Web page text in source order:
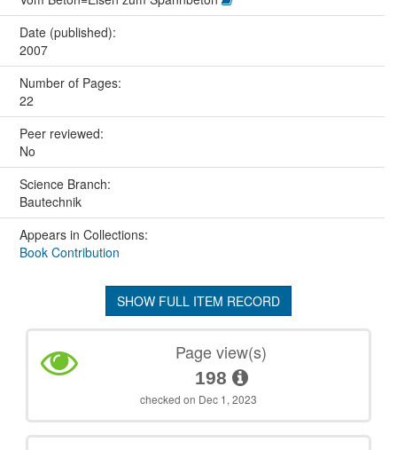
Date (published):
2007
Number of Pages:
22
Peer reviewed:
No
Science Branch:
Bautechnik
Appears in Collections:
Book Contribution
SHOW FULL ITEM RECORD
Page view(s)
198
checked on Dec 1, 2023